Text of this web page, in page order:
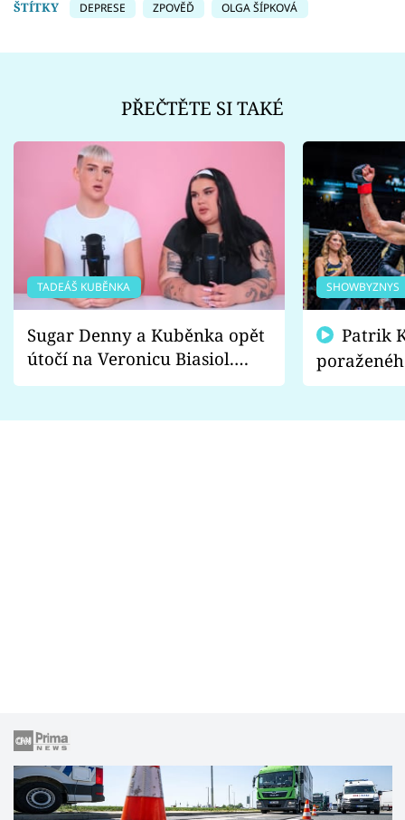
ŠTÍTKY DEPRESE ZPOVĚĎ OLGA ŠÍPKOVÁ
PŘEČTĚTE SI TAKÉ
TADEÁŠ KUBĚNKA
Sugar Denny a Kuběnka opět
útočí na Veronicu Biasiol.
Proč je podle nich falešná a
SHOWBYZNYS
fanoušci